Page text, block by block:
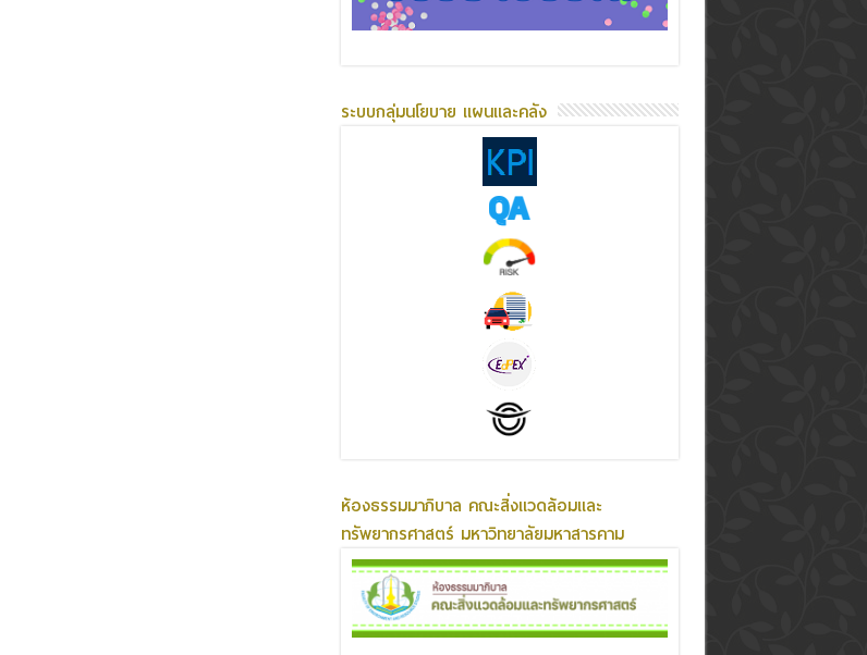
ระบบกลุ่มนโยบาย แผนและคลัง
ห้องธรรมมาภิบาล คณะสิ่งแวดล้อมและ
ทรัพยากรศาสตร์ มหาวิทยาลัยมหาสารคาม